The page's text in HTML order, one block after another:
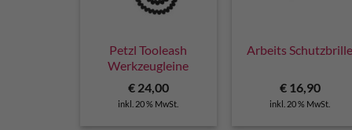
Petzl Tooleash
Werkzeugleine
€24,00
inkl. 20 % MwSt.
Arbeits Schutzbrille
€16,90
inkl. 20 % MwSt.